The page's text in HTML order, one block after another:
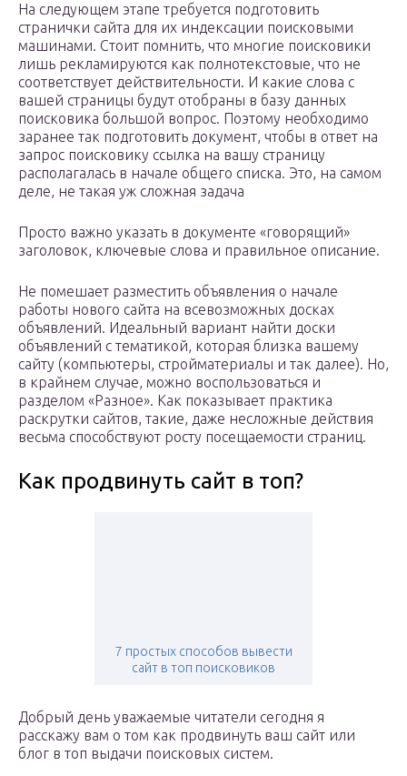
На следующем этапе требуется подготовить
странички сайта для их индексации поисковыми
машинами. Стоит помнить, что многие поисковики
лишь рекламируются как полнотекстовые, что не
соответствует действительности. И какие слова с
вашей страницы будут отобраны в базу данных
поисковика большой вопрос. Поэтому необходимо
заранее так подготовить документ, чтобы в ответ на
запрос поисковику ссылка на вашу страницу
располагалась в начале общего списка. Это, на самом
деле, не такая уж сложная задача
Просто важно указать в документе «говорящий»
заголовок, ключевые слова и правильное описание.
Не помешает разместить объявления о начале
работы нового сайта на всевозможных досках
объявлений. Идеальный вариант найти доски
объявлений с тематикой, которая близка вашему
сайту (компьютеры, стройматериалы и так далее). Но,
в крайнем случае, можно воспользоваться и
разделом «Разное». Как показывает практика
раскрутки сайтов, такие, даже несложные действия
весьма способствуют росту посещаемости страниц.
Как продвинуть сайт в топ?
7 простых способов вывести
сайт в топ поисковиков
Добрый день уважаемые читатели сегодня я
расскажу вам о том как продвинуть ваш сайт или
блог в топ выдачи поисковых систем.